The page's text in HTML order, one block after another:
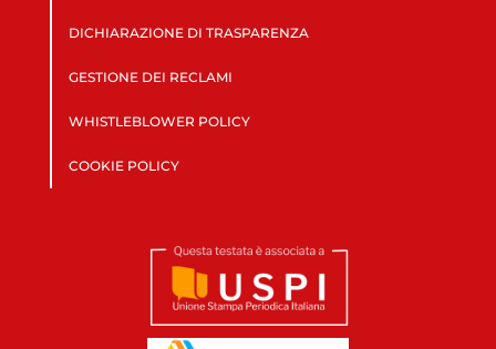
DICHIARAZIONE DI TRASPARENZA
GESTIONE DEI RECLAMI
WHISTLEBLOWER POLICY
COOKIE POLICY